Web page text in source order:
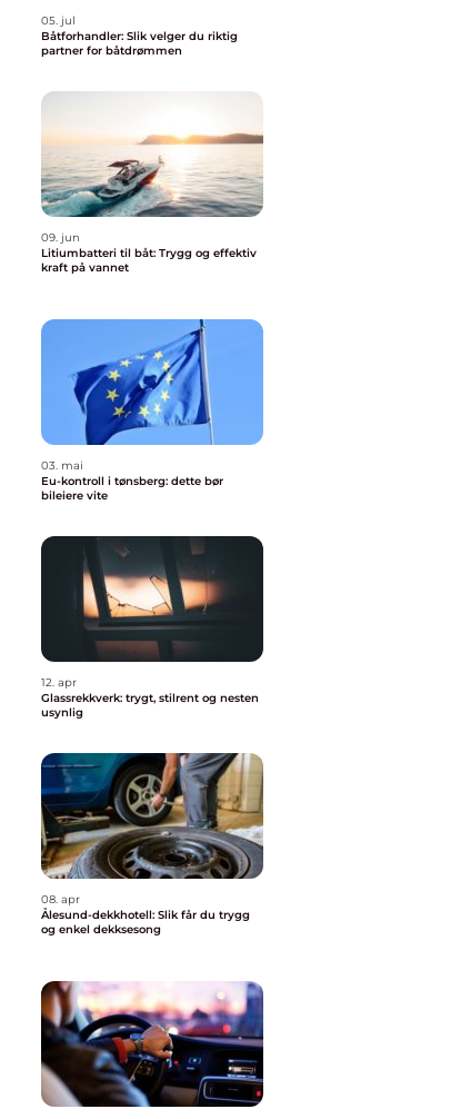
05. jul
Båtforhandler: Slik velger du riktig
partner for båtdrømmen
09. jun
Litiumbatteri til båt: Trygg og effektiv
kraft på vannet
03. mai
Eu-kontroll i tønsberg: dette bør
bileiere vite
12. apr
Glassrekkverk: trygt, stilrent og nesten
usynlig
08. apr
Ålesund-dekkhotell: Slik får du trygg
og enkel dekksesong